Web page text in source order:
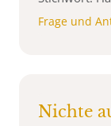
Frage und
Nichte